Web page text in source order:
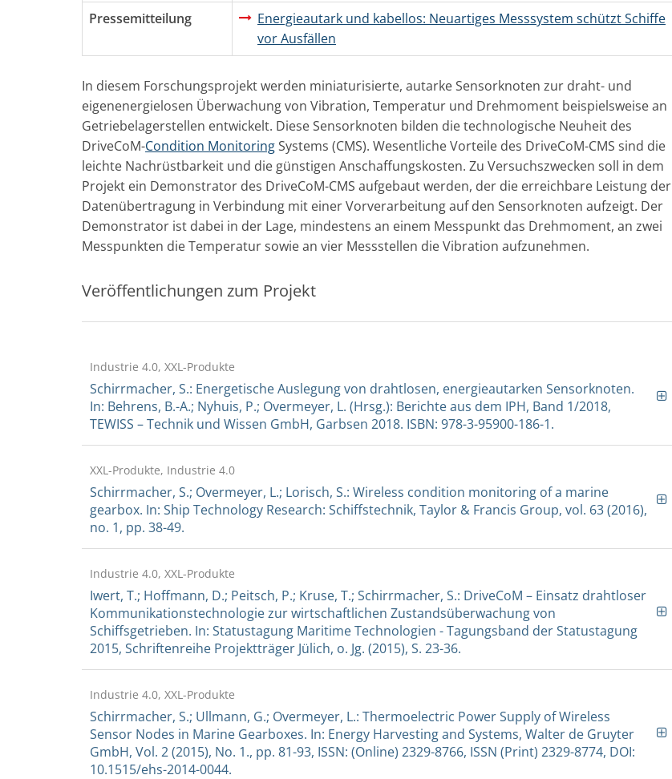
Pressemitteilung
Energieautark und kabellos: Neuartiges Messsystem schützt Schiffe
vor Ausfällen
In diesem Forschungsprojekt werden miniaturisierte, autarke Sensorknoten zur draht- und
eigenenergielosen Überwachung von Vibration, Temperatur und Drehmoment beispielsweise an
Getriebelagerstellen entwickelt. Diese Sensorknoten bilden die technologische Neuheit des
DriveCoM-Condition MonitoringSystems (CMS). Wesentliche Vorteile des DriveCoM-CMS sind die
leichte Nachrüstbarkeit und die günstigen Anschaffungskosten. Zu Versuchszwecken soll in dem
Projekt ein Demonstrator des DriveCoM-CMS aufgebaut werden, der die erreichbare Leistung der
Datenübertragung in Verbindung mit einer Vorverarbeitung auf den Sensorknoten aufzeigt. Der
Demonstrator ist dabei in der Lage, mindestens an einem Messpunkt das Drehmoment, an zwei
Messpunkten die Temperatur sowie an vier Messstellen die Vibration aufzunehmen.
Veröffentlichungen zum Projekt
Industrie 4.0, XXL-Produkte
Schirrmacher, S.: Energetische Auslegung von drahtlosen, energieautarken Sensorknoten.
In: Behrens, B.-A.; Nyhuis, P.; Overmeyer, L. (Hrsg.): Berichte aus dem IPH, Band 1/2018,
TEWISS – Technik und Wissen GmbH, Garbsen 2018. ISBN: 978-3-95900-186-1.
XXL-Produkte, Industrie 4.0
Schirrmacher, S.; Overmeyer, L.; Lorisch, S.: Wireless condition monitoring of a marine
gearbox. In: Ship Technology Research: Schiffstechnik, Taylor & Francis Group, vol. 63 (2016),
no. 1, pp. 38-49.
Industrie 4.0, XXL-Produkte
Iwert, T.; Hoffmann, D.; Peitsch, P.; Kruse, T.; Schirrmacher, S.: DriveCoM – Einsatz drahtloser
Kommunikationstechnologie zur wirtschaftlichen Zustandsüberwachung von
Schiffsgetrieben. In: Statustagung Maritime Technologien - Tagungsband der Statustagung
2015, Schriftenreihe Projektträger Jülich, o. Jg. (2015), S. 23-36.
Industrie 4.0, XXL-Produkte
Schirrmacher, S.; Ullmann, G.; Overmeyer, L.: Thermoelectric Power Supply of Wireless
Sensor Nodes in Marine Gearboxes. In: Energy Harvesting and Systems, Walter de Gruyter
GmbH, Vol. 2 (2015), No. 1., pp. 81-93, ISSN: (Online) 2329-8766, ISSN (Print) 2329-8774, DOI:
10.1515/ehs-2014-0044.